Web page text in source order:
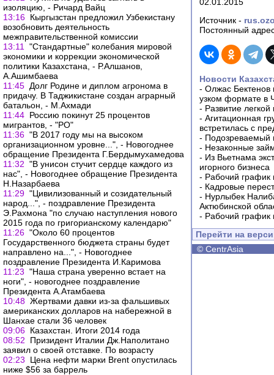
изоляцию, - Ричард Вайц
13:16 Кыргызстан предложил Узбекистану
возобновить деятельность
межправительственной комиссии
13:11
"Стандартные" колебания мировой
экономики и коррекции экономической
политики Казахстана, - Р.Алшанов,
А.Ашимбаева
11:45 Долг Родине и диплом агронома в
придачу. В Таджикистане создан аграрный
батальон, - М.Ахмади
11:44 Россию покинут 25 процентов
мигрантов, - "РО"
11:36 "В 2017 году мы на высоком
организационном уровне...", - Новогоднее
обращение Президента Г.Бердымухамедова
11:32 "В унисон стучит сердце каждого из
нас", - Новогоднее обращение Президента
Н.Назарбаева
11:29 "Цивилизованный и созидательный
народ...", - поздравление Президента
Э.Рахмона "по случаю наступления нового
2015 года по григорианскому календарю"
11:26 "Около 60 процентов
Государственного бюджета страны будет
направлено на...", - Новогоднее
поздравление Президента И.Каримова
11:23 "Наша страна уверенно встает на
ноги", - новогоднее поздравление
Президента А.Атамбаева
10:48 Жертвами давки из-за фальшивых
американских долларов на набережной в
Шанхае стали 36 человек
09:06 Казахстан. Итоги 2014 года
08:52
Призидент Италии Дж.Наполитано
заявил о своей отставке. По возрасту
02:23
Цена нефти марки Brent опустилась
ниже $56 за баррель
Источник -
Постоянный
Новости
- Олжас Бектенов
узком формате в
- Развитие
- Агитационная
встретилась с
- Подозреваемый
- Незаконные
- Из Вьетнама
игорного бизнеса
- Рабочий график
- Кадровые
- Нурлыбек
Актюбинской
- Рабочий график
Перейти на
© CentrAsia